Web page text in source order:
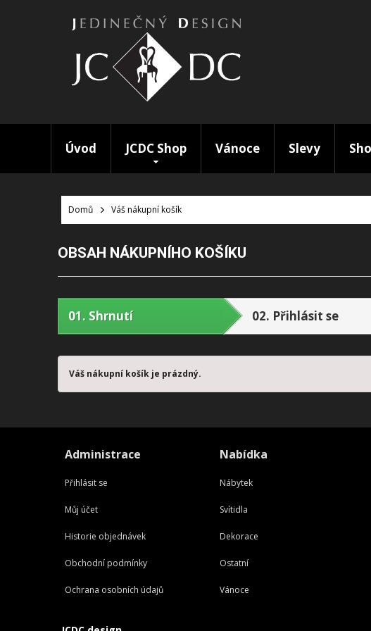
Úvod JCDC Shop Vánoce Slevy
Domů Váš nákupní košík
OBSAH NÁKUPNÍHO KOŠÍKU
01. Shrnutí 02. Přihlásit se
Váš nákupní košík je prázdný.
Administrace
Přihlásit se
Můj účet
Historie objednávek
Obchodní podmínky
Ochrana osobních údajů
Nabídka
Nábytek
Svítidla
Dekorace
Ostatní
Vánoce